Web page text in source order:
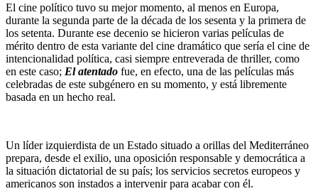
El cine político tuvo su mejor momento, al menos en Europa,
durante la segunda parte de la década de los sesenta y la primera de
los setenta. Durante ese decenio se hicieron varias películas de
mérito dentro de esta variante del cine dramático que sería el cine de
intencionalidad política, casi siempre entreverada de thriller, como
en este caso; El atentado fue, en efecto, una de las películas más
celebradas de este subgénero en su momento, y está libremente
basada en un hecho real.
Un líder izquierdista de un Estado situado a orillas del Mediterráneo
prepara, desde el exilio, una oposición responsable y democrática a
la situación dictatorial de su país; los servicios secretos europeos y
americanos son instados a intervenir para acabar con él.